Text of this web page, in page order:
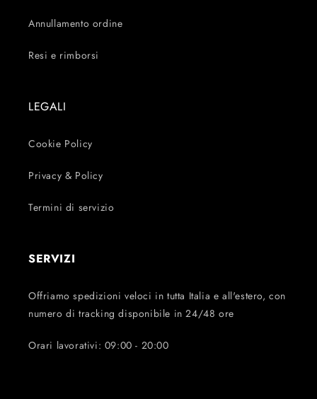
Annullamento ordine
Resi e rimborsi
LEGALI
Cookie Policy
Privacy & Policy
Termini di servizio
SERVIZI
Offriamo spedizioni veloci in tutta Italia e all'estero, con
numero di tracking disponibile in 24/48 ore
Orari lavorativi: 09:00 - 20:00